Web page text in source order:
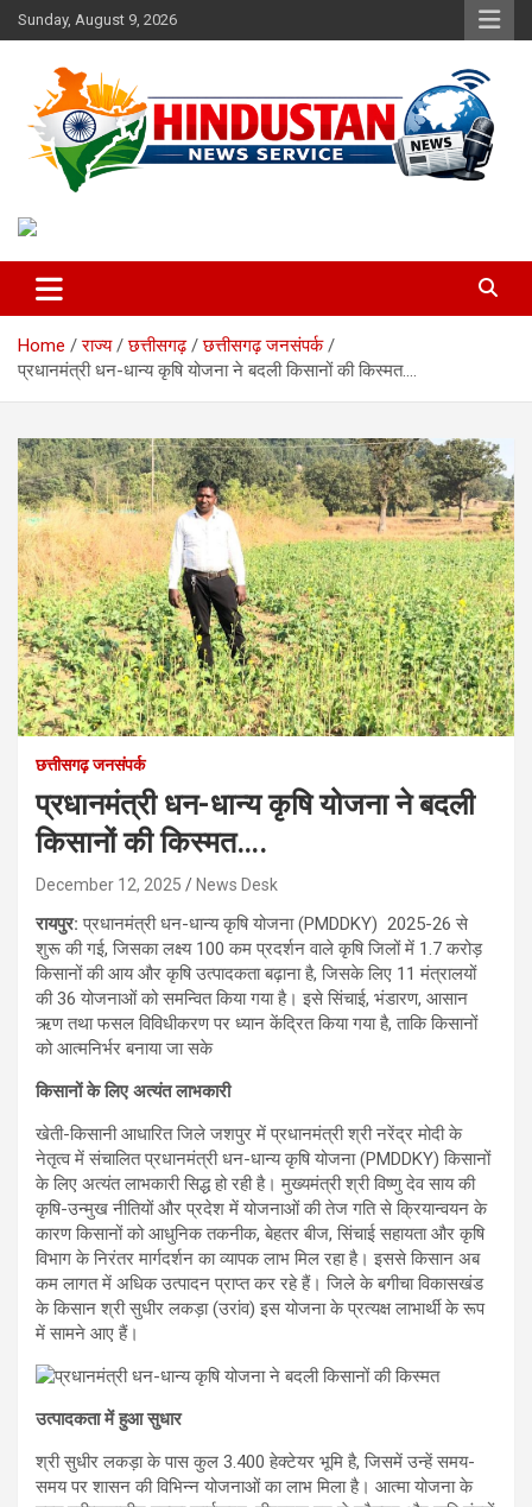
Skip
to
Sunday, August 9, 2026
Hindustan News Service
Home राज्य छत्तीसगढ़
छत्तीसगढ़ जनसंपर्क
प्रधानमंत्री धन-धान्य कृषि योजना ने बदली किसानों की किस्मत….
छत्तीसगढ़ जनसंपर्क
प्रधानमंत्री धन-धान्य कृषि योजना ने बदली
किसानों की किस्मत….
December 12, 2025 News Desk
रायपुर:प्रधानमंत्री धन-धान्य कृषि योजना (PMDDKY) 2025-26 से
शुरू की गई, जिसका लक्ष्य 100 कम प्रदर्शन वाले कृषि जिलों में 1.7 करोड़
किसानों की आय और कृषि उत्पादकता बढ़ाना है, जिसके लिए 11 मंत्रालयों
की 36 योजनाओं को समन्वित किया गया है। इसे सिंचाई, भंडारण, आसान
ऋण तथा फसल विविधीकरण पर ध्यान केंद्रित किया गया है, ताकि किसानों
को आत्मनिर्भर बनाया जा सके
किसानों के लिए अत्यंत लाभकारी
खेती-किसानी आधारित जिले जशपुर में प्रधानमंत्री श्री नरेंद्र मोदी के
नेतृत्व में संचालित प्रधानमंत्री धन-धान्य कृषि योजना (PMDDKY) किसानों
के लिए अत्यंत लाभकारी सिद्ध हो रही है। मुख्यमंत्री श्री विष्णु देव साय की
कृषि-उन्मुख नीतियों और प्रदेश में योजनाओं की तेज गति से क्रियान्वयन के
कारण किसानों को आधुनिक तकनीक, बेहतर बीज, सिंचाई सहायता और कृषि
विभाग के निरंतर मार्गदर्शन का व्यापक लाभ मिल रहा है। इससे किसान अब
कम लागत में अधिक उत्पादन प्राप्त कर रहे हैं। जिले के बगीचा विकासखंड
के किसान श्री सुधीर लकड़ा (उरांव) इस योजना के प्रत्यक्ष लाभार्थी के रूप
में सामने आए हैं।
उत्पादकता में हुआ सुधार
श्री सुधीर लकड़ा के पास कुल 3.400 हेक्टेयर भूमि है, जिसमें उन्हें समय-
समय पर शासन की विभिन्न योजनाओं का लाभ मिला है। आत्मा योजना के